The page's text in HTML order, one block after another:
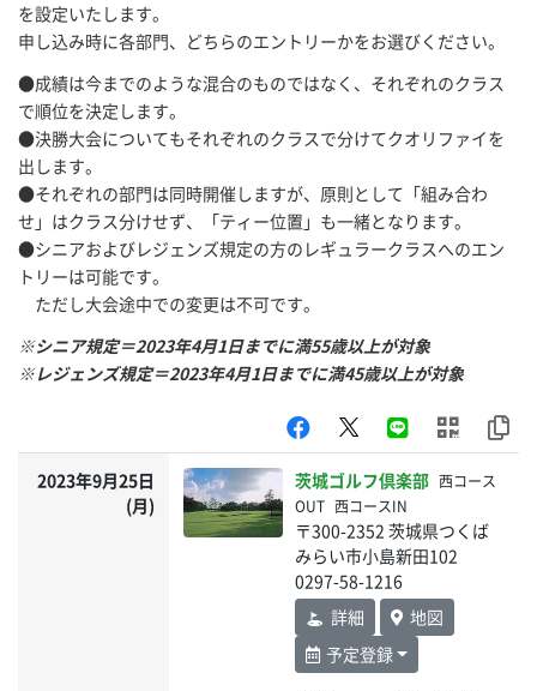
を設定いたします。
申し込み時に各部門、どちらのエントリーかをお選びください。
●成績は今までのような混合のものではなく、それぞれのクラス
で順位を決定します。
●決勝大会についてもそれぞれのクラスで分けてクオリファイを
出します。
●それぞれの部門は同時開催しますが、原則として「組み合わ
せ」はクラス分けせず、「ティー位置」も一緒となります。
●シニアおよびレジェンズ規定の方のレギュラークラスへのエン
トリーは可能です。
ただし大会途中での変更は不可です。
※シニア規定＝2023年4月1日までに満55歳以上が対象
※レジェンズ規定＝2023年4月1日までに満45歳以上が対象
2023年9月25日
(月)
茨城ゴルフ倶楽部 西コース
OUT 西コースIN
〒300-2352 茨城県つくば
みらい市小島新田102
0297-58-1216
詳細
地図
予定登録